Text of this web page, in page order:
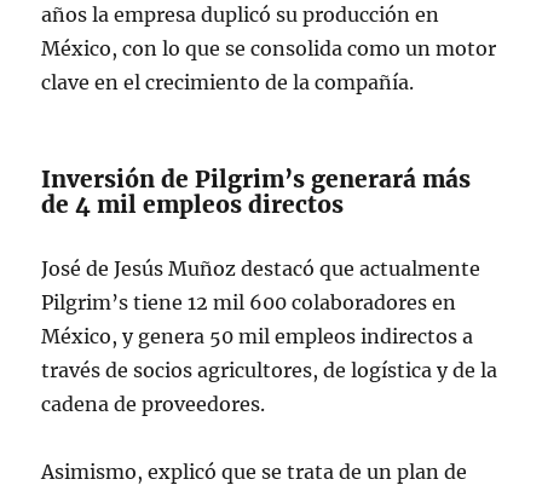
años la empresa duplicó su producción en
México, con lo que se consolida como un motor
clave en el crecimiento de la compañía.
Inversión de Pilgrim’s generará más
de 4 mil empleos directos
José de Jesús Muñoz destacó que actualmente
Pilgrim’s tiene 12 mil 600 colaboradores en
México, y genera 50 mil empleos indirectos a
través de socios agricultores, de logística y de la
cadena de proveedores.
Asimismo, explicó que se trata de un plan de